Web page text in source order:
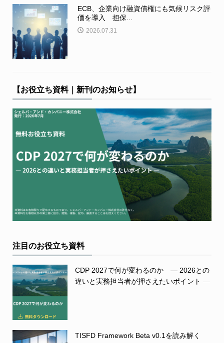
ECB、企業向け融資債権にも気候リスク評
価を導入 担保...
2026.07.31
【お役立ち資料｜新刊のお知らせ】
注目のお役立ち資料
CDP 2027で何が変わるのか ― 2026との
違いと実務担当者が押さえたいポイント ―
TISFD Framework Beta v0.1を読み解く